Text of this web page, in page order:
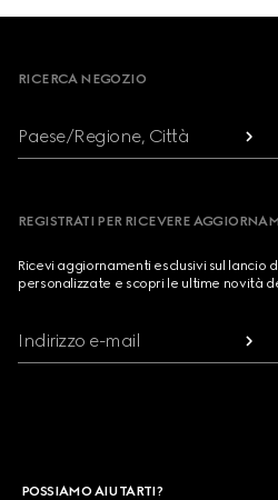
RICERCA NEGOZIO
Paese/Regione, Città
REGISTRATI PER RICEVERE
Ricevi aggiornamenti esclusivi sul lancio
personalizzate e scopri le ultime novità
Indirizzo e-mail
POSSIAMO AIUTARTI?